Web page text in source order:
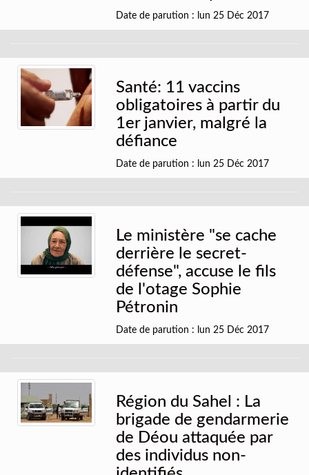
Date de parution : lun 25 Déc 2017
Santé: 11 vaccins
obligatoires à partir du
1er janvier, malgré la
défiance
Date de parution : lun 25 Déc 2017
Le ministère "se cache
derrière le secret-
défense", accuse le fils
de l'otage Sophie
Pétronin
Date de parution : lun 25 Déc 2017
Région du Sahel : La
brigade de gendarmerie
de Déou attaquée par
des individus non-